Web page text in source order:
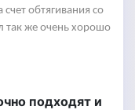
обтягивания со
так же очень хорошо
подходят и